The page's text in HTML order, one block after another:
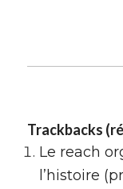
Trackbacks
Le reach
l’histoire